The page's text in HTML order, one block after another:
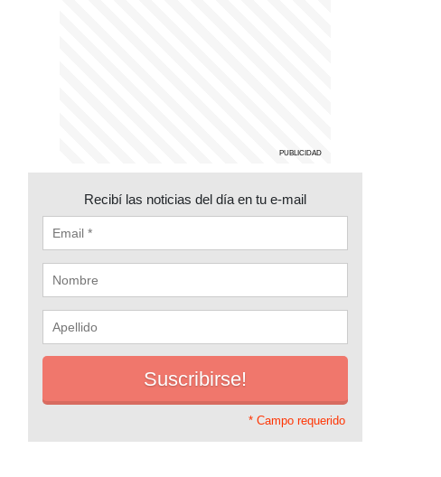
Recibí las noticias del día en tu e-mail
* Campo requerido